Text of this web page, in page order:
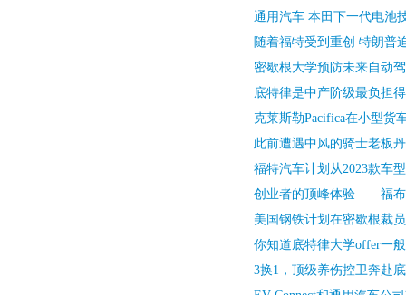
通用汽车 本田下一代电池
随着福特受到重创 特朗普
密歇根大学预防未来自动
底特律是中产阶级最负担
克莱斯勒Pacifica在小型货
此前遭遇中风的骑士老板
福特汽车计划从2023款车
创业者的顶峰体验——福布
美国钢铁计划在密歇根裁
你知道底特律大学offer一
3换1，顶级养伤控卫奔赴